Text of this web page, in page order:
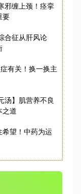
+1.42%
+0.93%
邪缠上颈！痉挛
要
合征从肝风论
有关！换一换主
汤】肌营养不良
之道
希望！中药为运